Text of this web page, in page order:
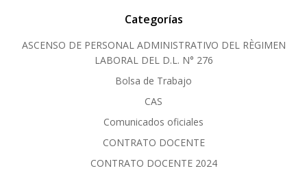
Categorías
ASCENSO DE PERSONAL ADMINISTRATIVO DEL RÈGIMEN
LABORAL DEL D.L. N° 276
Bolsa de Trabajo
CAS
Comunicados oficiales
CONTRATO DOCENTE
CONTRATO DOCENTE 2024